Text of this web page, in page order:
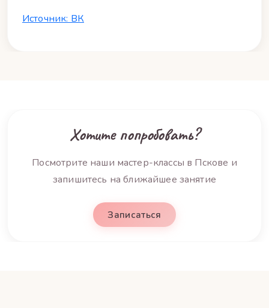
Источник: ВК
Хотите попробовать?
Посмотрите наши мастер-классы в Пскове и
запишитесь на ближайшее занятие
Записаться